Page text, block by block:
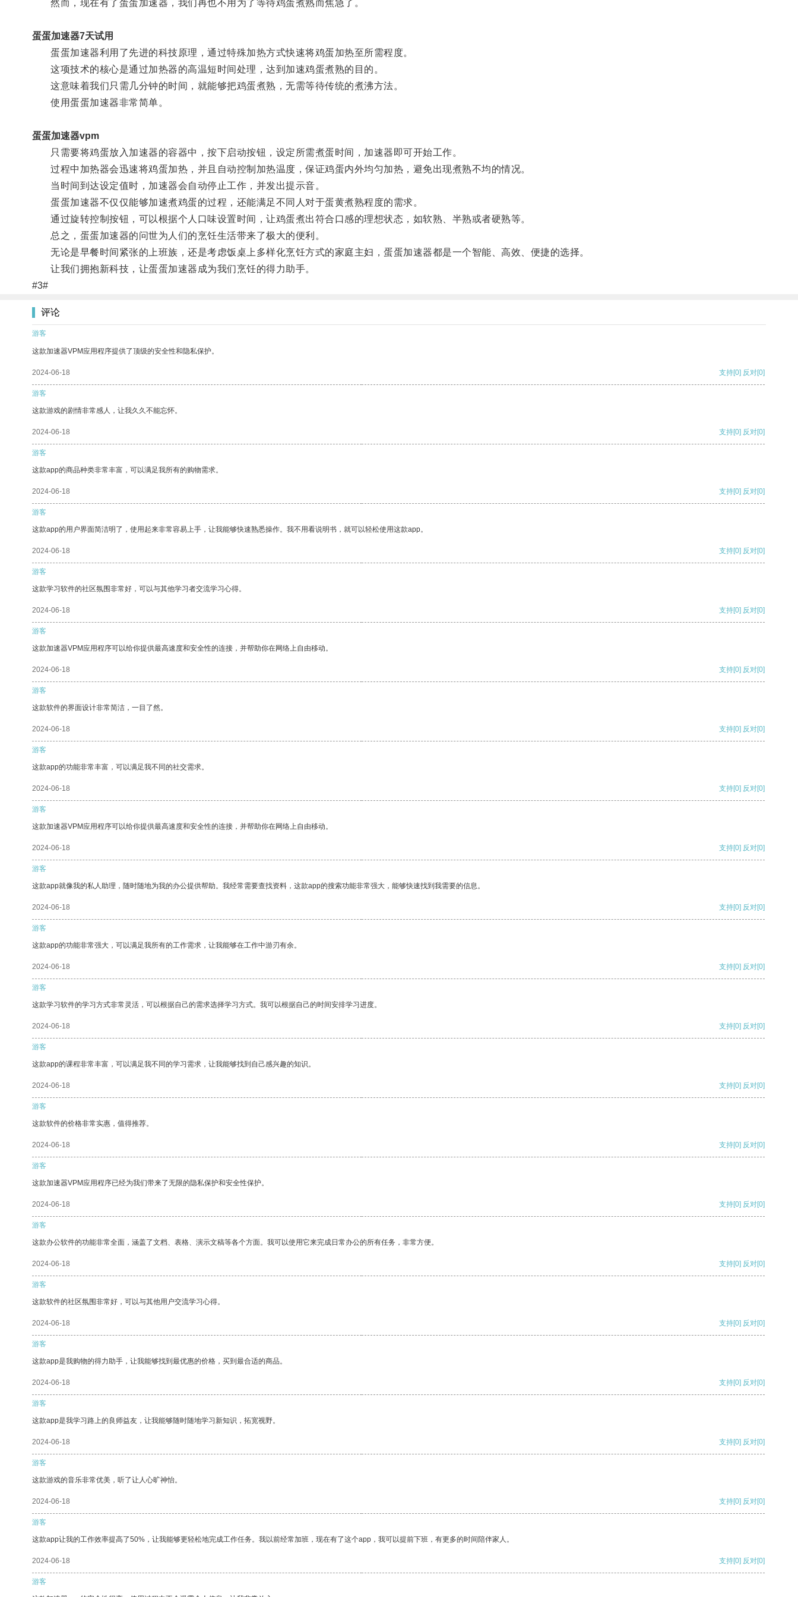
然而，现在有了蛋蛋加速器，我们再也不用为了等待鸡蛋煮熟而焦急了。
蛋蛋加速器7天试用
蛋蛋加速器利用了先进的科技原理，通过特殊加热方式快速将鸡蛋加热至所需程度。
这项技术的核心是通过加热器的高温短时间处理，达到加速鸡蛋煮熟的目的。
这意味着我们只需几分钟的时间，就能够把鸡蛋煮熟，无需等待传统的煮沸方法。
使用蛋蛋加速器非常简单。
蛋蛋加速器vpm
只需要将鸡蛋放入加速器的容器中，按下启动按钮，设定所需煮蛋时间，加速器即可开始工作。
过程中加热器会迅速将鸡蛋加热，并且自动控制加热温度，保证鸡蛋内外均匀加热，避免出现煮熟不均的情况。
当时间到达设定值时，加速器会自动停止工作，并发出提示音。
蛋蛋加速器不仅仅能够加速煮鸡蛋的过程，还能满足不同人对于蛋黄煮熟程度的需求。
通过旋转控制按钮，可以根据个人口味设置时间，让鸡蛋煮出符合口感的理想状态，如软熟、半熟或者硬熟等。
总之，蛋蛋加速器的问世为人们的烹饪生活带来了极大的便利。
无论是早餐时间紧张的上班族，还是考虑饭桌上多样化烹饪方式的家庭主妇，蛋蛋加速器都是一个智能、高效、便捷的选择。
让我们拥抱新科技，让蛋蛋加速器成为我们烹饪的得力助手。
#3#
评论
游客
这款加速器VPM应用程序提供了顶级的安全性和隐私保护。
2024-06-18 支持[0] 反对[0]
游客
这款游戏的剧情非常感人，让我久久不能忘怀。
2024-06-18 支持[0] 反对[0]
游客
这款app的商品种类非常丰富，可以满足我所有的购物需求。
2024-06-18 支持[0] 反对[0]
游客
这款app的用户界面简洁明了，使用起来非常容易上手，让我能够快速熟悉操作。我不用看说明书，就可以轻松使用这款app。
2024-06-18 支持[0] 反对[0]
游客
这款学习软件的社区氛围非常好，可以与其他学习者交流学习心得。
2024-06-18 支持[0] 反对[0]
游客
这款加速器VPM应用程序可以给你提供最高速度和安全性的连接，并帮助你在网络上自由移动。
2024-06-18 支持[0] 反对[0]
游客
这款软件的界面设计非常简洁，一目了然。
2024-06-18 支持[0] 反对[0]
游客
这款app的功能非常丰富，可以满足我不同的社交需求。
2024-06-18 支持[0] 反对[0]
游客
这款加速器VPM应用程序可以给你提供最高速度和安全性的连接，并帮助你在网络上自由移动。
2024-06-18 支持[0] 反对[0]
游客
这款app就像我的私人助理，随时随地为我的办公提供帮助。我经常需要查找资料，这款app的搜索功能非常强大，能够快速找到我需要的信息。
2024-06-18 支持[0] 反对[0]
游客
这款app的功能非常强大，可以满足我所有的工作需求，让我能够在工作中游刃有余。
2024-06-18 支持[0] 反对[0]
游客
这款学习软件的学习方式非常灵活，可以根据自己的需求选择学习方式。我可以根据自己的时间安排学习进度。
2024-06-18 支持[0] 反对[0]
游客
这款app的课程非常丰富，可以满足我不同的学习需求，让我能够找到自己感兴趣的知识。
2024-06-18 支持[0] 反对[0]
游客
这款软件的价格非常实惠，值得推荐。
2024-06-18 支持[0] 反对[0]
游客
这款加速器VPM应用程序已经为我们带来了无限的隐私保护和安全性保护。
2024-06-18 支持[0] 反对[0]
游客
这款办公软件的功能非常全面，涵盖了文档、表格、演示文稿等各个方面。我可以使用它来完成日常办公的所有任务，非常方便。
2024-06-18 支持[0] 反对[0]
游客
这款软件的社区氛围非常好，可以与其他用户交流学习心得。
2024-06-18 支持[0] 反对[0]
游客
这款app是我购物的得力助手，让我能够找到最优惠的价格，买到最合适的商品。
2024-06-18 支持[0] 反对[0]
游客
这款app是我学习路上的良师益友，让我能够随时随地学习新知识，拓宽视野。
2024-06-18 支持[0] 反对[0]
游客
这款游戏的音乐非常优美，听了让人心旷神怡。
2024-06-18 支持[0] 反对[0]
游客
这款app让我的工作效率提高了50%，让我能够更轻松地完成工作任务。我以前经常加班，现在有了这个app，我可以提前下班，有更多的时间陪伴家人。
2024-06-18 支持[0] 反对[0]
游客